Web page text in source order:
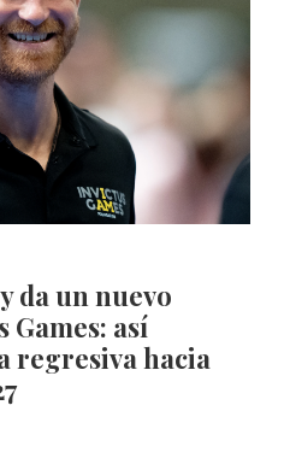
da un nuevo
Games: así
regresiva hacia